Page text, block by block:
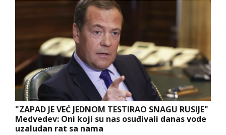
"ZAPAD JE VEĆ JEDNOM TESTIRAO SNAGU RUSIJE"
Medvedev: Oni koji su nas osuđivali danas vode
uzaludan rat sa nama